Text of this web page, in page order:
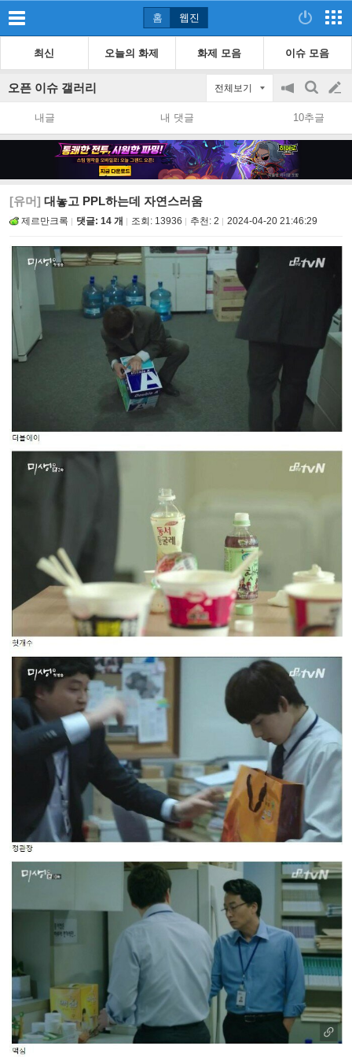
홈 웹진
최신 오늘의 화제 화제 모음 이슈 모음
오픈 이슈 갤러리 전체보기
공
지
on/off
검
색
글
쓰
내글 내 댓글 10추글
[유머] 대놓고 PPL하는데 자연스러움
제르만크록 댓글: 14 개 조회: 13936 추천: 2 2024-04-20 21:46:29